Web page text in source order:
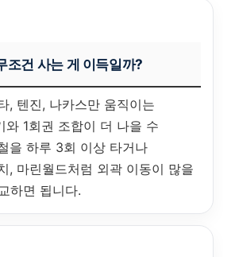
조건 사는 게 이득일까?
, 텐진, 나카스만 움직이는
와 1회권 조합이 더 나을 수
을 하루 3회 이상 타거나
, 마린월드처럼 외곽 이동이 많을
하면 됩니다.